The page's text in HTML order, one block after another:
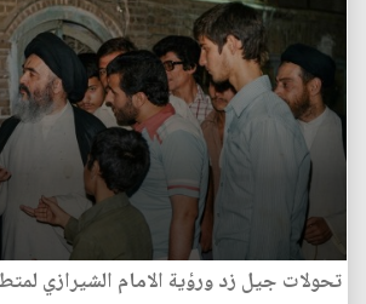
تحولات جيل زد ورؤية الامام الشيرازي